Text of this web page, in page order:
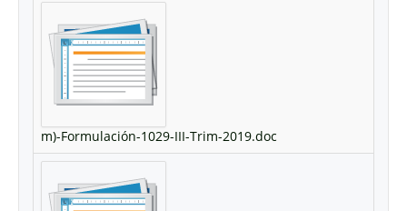
m)-Formulación-1029-III-Trim-2019.doc